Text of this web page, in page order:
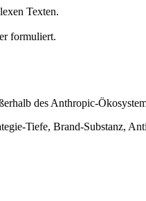
Texten.
formuliert.
des Anthropic-
Tiefe, Brand-Substanz,